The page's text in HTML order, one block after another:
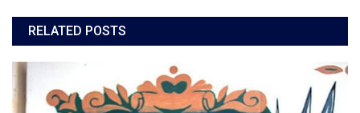
по
записям
RELATED POSTS